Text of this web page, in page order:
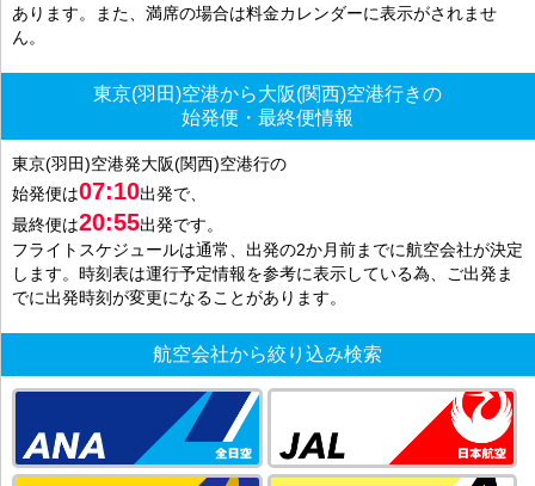
あります。また、満席の場合は料金カレンダーに表示がされませ
ん。
東京(羽田)空港から大阪(関西)空港行きの
始発便・最終便情報
東京(羽田)空港発大阪(関西)空港行の
始発便は07:10出発で、
最終便は20:55出発です。
フライトスケジュールは通常、出発の2か月前までに航空会社が決定
します。時刻表は運行予定情報を参考に表示している為、ご出発ま
でに出発時刻が変更になることがあります。
航空会社から絞り込み検索